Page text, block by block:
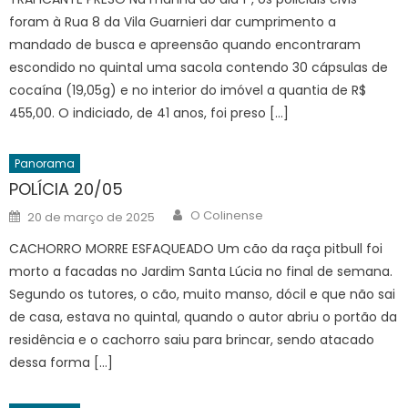
foram à Rua 8 da Vila Guarnieri dar cumprimento a
mandado de busca e apreensão quando encontraram
escondido no quintal uma sacola contendo 30 cápsulas de
cocaína (19,05g) e no interior do imóvel a quantia de R$
455,00. O indiciado, de 41 anos, foi preso […]
Panorama
POLÍCIA 20/05
Posted
on
20 de março de 2025 Author
O Colinense
CACHORRO MORRE ESFAQUEADO Um cão da raça pitbull foi
morto a facadas no Jardim Santa Lúcia no final de semana.
Segundo os tutores, o cão, muito manso, dócil e que não sai
de casa, estava no quintal, quando o autor abriu o portão da
residência e o cachorro saiu para brincar, sendo atacado
dessa forma […]